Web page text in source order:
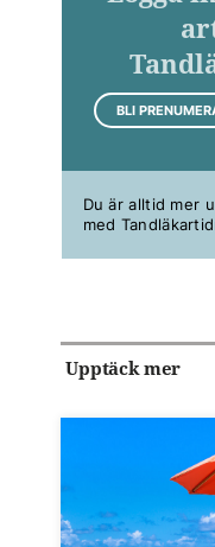
BLI
Du är alltid mer
med
Upptäck mer